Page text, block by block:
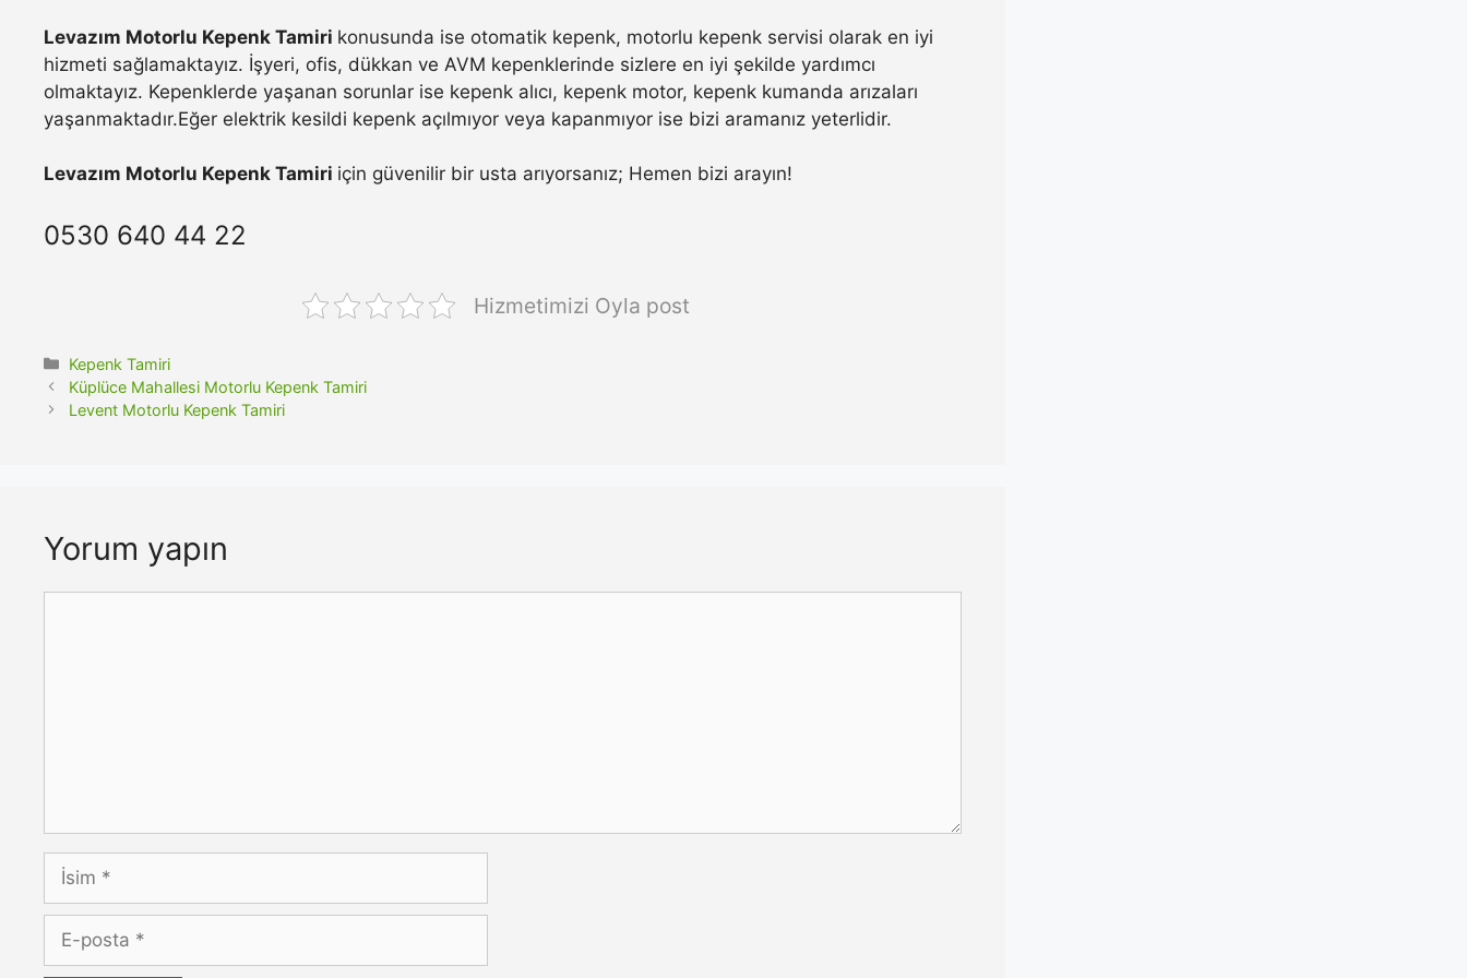
Levazım Motorlu Kepenk Tamiri konusunda ise otomatik kepenk, motorlu kepenk servisi olarak en iyi
hizmeti sağlamaktayız. İşyeri, ofis, dükkan ve AVM kepenklerinde sizlere en iyi şekilde yardımcı
olmaktayız. Kepenklerde yaşanan sorunlar ise kepenk alıcı, kepenk motor, kepenk kumanda arızaları
yaşanmaktadır.Eğer elektrik kesildi kepenk açılmıyor veya kapanmıyor ise bizi aramanız yeterlidir.
Levazım Motorlu Kepenk Tamiri için güvenilir bir usta arıyorsanız; Hemen bizi arayın!
0530 640 44 22
Hizmetimizi Oyla post
Kategoriler
Kepenk Tamiri
Küplüce Mahallesi Motorlu Kepenk Tamiri
Levent Motorlu Kepenk Tamiri
Yorum yapın
İsim
posta